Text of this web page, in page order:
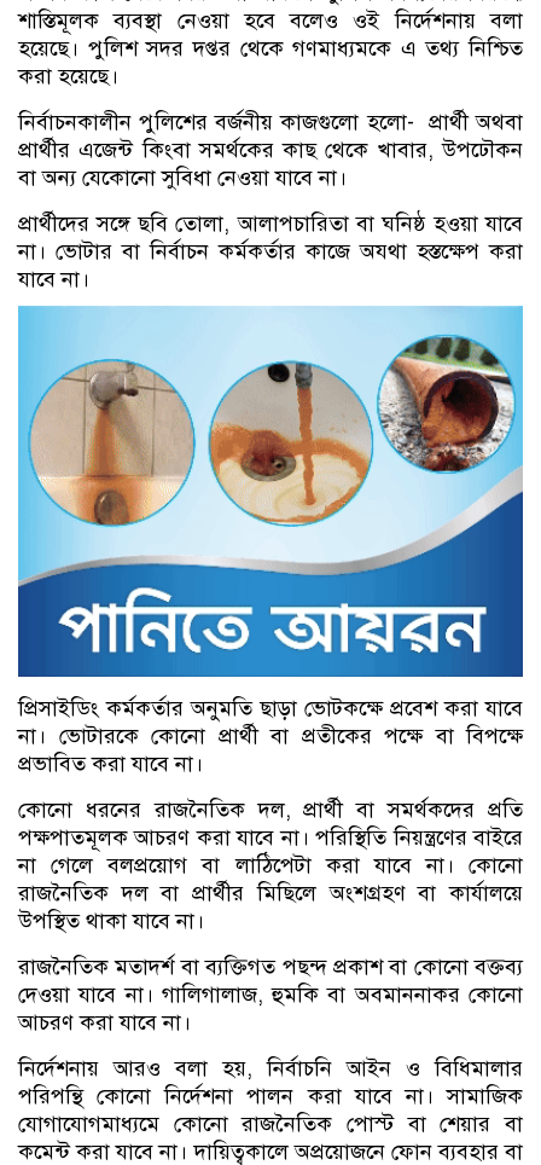
শাস্তিমূলক ব্যবস্থা নেওয়া হবে বলেও ওই নির্দেশনায় বলা
হয়েছে। পুলিশ সদর দপ্তর থেকে গণমাধ্যমকে এ তথ্য নিশ্চিত
করা হয়েছে।
নির্বাচনকালীন পুলিশের বর্জনীয় কাজগুলো হলো- প্রার্থী অথবা
প্রার্থীর এজেন্ট কিংবা সমর্থকের কাছ থেকে খাবার, উপঢৌকন
বা অন্য যেকোনো সুবিধা নেওয়া যাবে না।
প্রার্থীদের সঙ্গে ছবি তোলা, আলাপচারিতা বা ঘনিষ্ঠ হওয়া যাবে
না। ভোটার বা নির্বাচন কর্মকর্তার কাজে অযথা হস্তক্ষেপ করা
যাবে না।
প্রিসাইডিং কর্মকর্তার অনুমতি ছাড়া ভোটকক্ষে প্রবেশ করা যাবে
না। ভোটারকে কোনো প্রার্থী বা প্রতীকের পক্ষে বা বিপক্ষে
প্রভাবিত করা যাবে না।
কোনো ধরনের রাজনৈতিক দল, প্রার্থী বা সমর্থকদের প্রতি
পক্ষপাতমূলক আচরণ করা যাবে না। পরিস্থিতি নিয়ন্ত্রণের বাইরে
না গেলে বলপ্রয়োগ বা লাঠিপেটা করা যাবে না। কোনো
রাজনৈতিক দল বা প্রার্থীর মিছিলে অংশগ্রহণ বা কার্যালয়ে
উপস্থিত থাকা যাবে না।
রাজনৈতিক মতাদর্শ বা ব্যক্তিগত পছন্দ প্রকাশ বা কোনো বক্তব্য
দেওয়া যাবে না। গালিগালাজ, হুমকি বা অবমাননাকর কোনো
আচরণ করা যাবে না।
নির্দেশনায় আরও বলা হয়, নির্বাচনি আইন ও বিধিমালার
পরিপন্থি কোনো নির্দেশনা পালন করা যাবে না। সামাজিক
যোগাযোগমাধ্যমে কোনো রাজনৈতিক পোস্ট বা শেয়ার বা
কমেন্ট করা যাবে না। দায়িত্বকালে অপ্রয়োজনে ফোন ব্যবহার বা